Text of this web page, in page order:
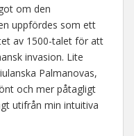
om den
uppfördes som ett
av 1500-talet för att
invasion. Lite
Palmanovas,
och mer påtagligt
utifrån min intuitiva